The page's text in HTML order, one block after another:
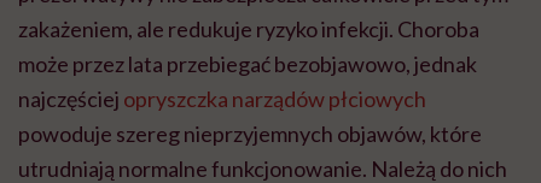
zakażeniem, ale redukuje ryzyko infekcji. Choroba
może przez lata przebiegać bezobjawowo, jednak
najczęściej opryszczka narządów płciowych
powoduje szereg nieprzyjemnych objawów, które
utrudniają normalne funkcjonowanie. Należą do nich